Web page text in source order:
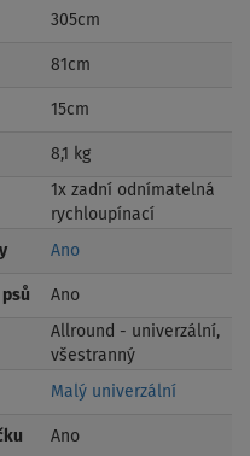
305cm
81cm
15cm
8,1 kg
1x zadní odnímatelná
rychloupínací
Ano
Ano
Allround - univerzální,
všestranný
Malý univerzální
Ano